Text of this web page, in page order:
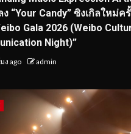
ง “Your Candy” ซิงเกิลใหม่ค
Gala 2026 (Weibo
Night)”
ง ago admin